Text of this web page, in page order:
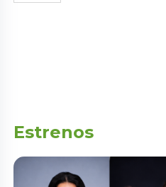
Estrenos